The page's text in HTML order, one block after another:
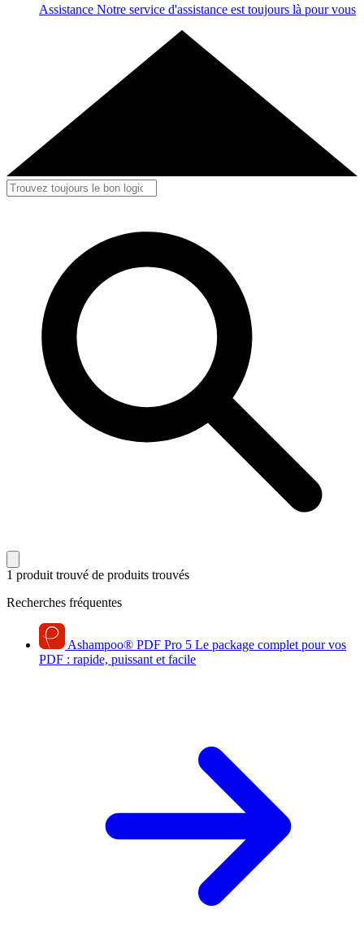
Assistance Notre service d'assistance est toujours là pour vous
1 produit trouvé de produits trouvés
Recherches fréquentes
Ashampoo® PDF Pro 5 Le package complet pour vos
PDF : rapide, puissant et facile